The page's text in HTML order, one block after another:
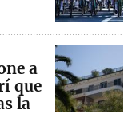
a
que
la